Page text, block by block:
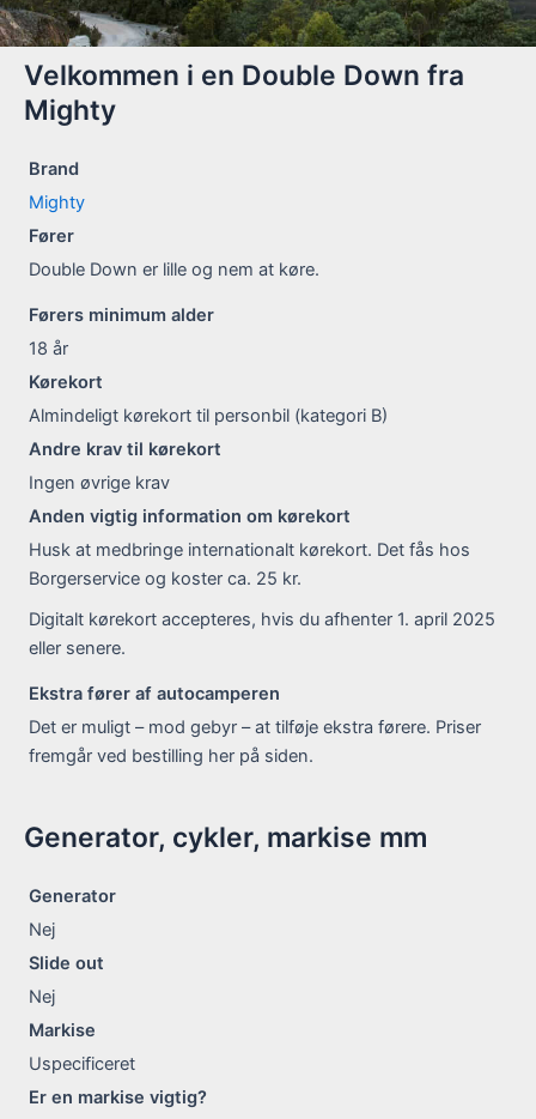
Velkommen i en Double Down fra
Mighty
Brand
Mighty
Fører
Double Down er lille og nem at køre.
Førers minimum alder
18 år
Kørekort
Almindeligt kørekort til personbil (kategori B)
Andre krav til kørekort
Ingen øvrige krav
Anden vigtig information om kørekort
Husk at medbringe internationalt kørekort. Det fås hos
Borgerservice og koster ca. 25 kr.
Digitalt kørekort accepteres, hvis du afhenter 1. april 2025
eller senere.
Ekstra fører af autocamperen
Det er muligt – mod gebyr – at tilføje ekstra førere. Priser
fremgår ved bestilling her på siden.
Generator, cykler, markise mm
Generator
Nej
Slide out
Nej
Markise
Uspecificeret
Er en markise vigtig?